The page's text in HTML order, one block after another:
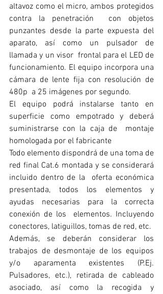
altavoz como el micro, ambos protegidos
contra la penetración  con objetos
punzantes desde la parte expuesta del
aparato, así como un pulsador de
llamada y un visor  frontal para el LED de
funcionamiento. El equipo incorpora una
cámara de lente fija con resolución de
480p  a 25 imágenes por segundo.
El equipo podrá instalarse tanto en
superficie como empotrado y deberá
suministrarse con la caja de  montaje
homologada por el fabricante
Todo elemento dispondrá de una toma de
red final Cat.6 montada y se considerará
incluido dentro de la  oferta económica
presentada, todos los elementos y
ayudas necesarias para la correcta
conexión de los  elementos. Incluyendo
conectores, latiguillos, tomas de red, etc.
Además, se deberán considerar los
trabajos de desmontaje de los equipos
y/o aparamenta existentes (P.Ej.
Pulsadores, etc.), retirada de cableado
asociado, así como la recogida y